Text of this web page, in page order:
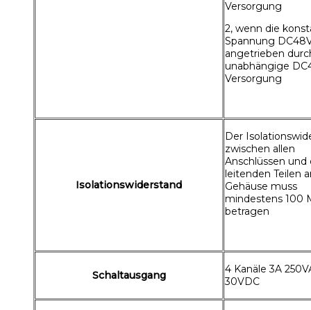
Versorgung
2, wenn die
Spannung
angetrieben
unabhängige
Versorgung
Isolationswiderstand
Der
zwischen allen
Anschlüssen und
leitenden Teilen
Gehäuse muss
mindestens 100
betragen
Schaltausgang
4 Kanäle 3A
30VDC